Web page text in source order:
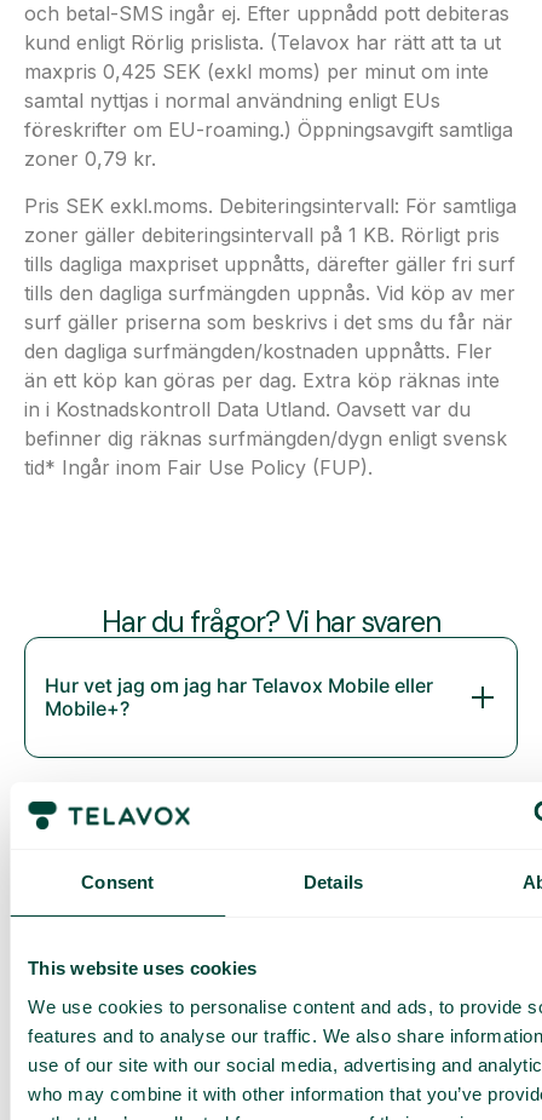
Consent Details
This website uses cookies
We use cookies to personalise content and ads, to provide
features and to analyse our traffic. We also share
use of our site with our social media, advertising and
who may combine it with other information that you’ve
och betal-SMS ingår ej. Efter uppnådd pott debiteras
kund enligt Rörlig prislista. (Telavox har rätt att ta ut
maxpris 0,425 SEK (exkl moms) per minut om inte
samtal nyttjas i normal användning enligt EUs
föreskrifter om EU-roaming.) Öppningsavgift samtliga
zoner 0,79 kr.
Pris SEK exkl.moms. Debiteringsintervall: För samtliga
zoner gäller debiteringsintervall på 1 KB. Rörligt pris
tills dagliga maxpriset uppnåtts, därefter gäller fri surf
tills den dagliga surfmängden uppnås. Vid köp av mer
surf gäller priserna som beskrivs i det sms du får när
den dagliga surfmängden/kostnaden uppnåtts. Fler
än ett köp kan göras per dag. Extra köp räknas inte
in i Kostnadskontroll Data Utland. Oavsett var du
befinner dig räknas surfmängden/dygn enligt svensk
tid* Ingår inom Fair Use Policy (FUP).
Har du frågor? Vi har svaren
Hur vet jag om jag har Telavox Mobile eller
Mobile+?
Daily cost control
Med Daily Cost Control kan du som kund hålla bättre koll på
dina dagliga kostnader när du surfar utanför EU/EES.
Den dagliga begränsningen har en viss mängd data till ett